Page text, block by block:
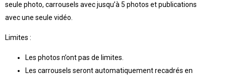
seule photo, carrousels avec jusqu’à 5 photos et publications
avec une seule vidéo.
Limites :
Les photos n’ont pas de limites.
Les carrousels seront automatiquement recadrés en